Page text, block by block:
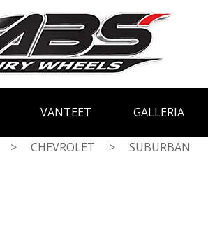
VANTEET GALLERIA
> CHEVROLET > SUBURBAN